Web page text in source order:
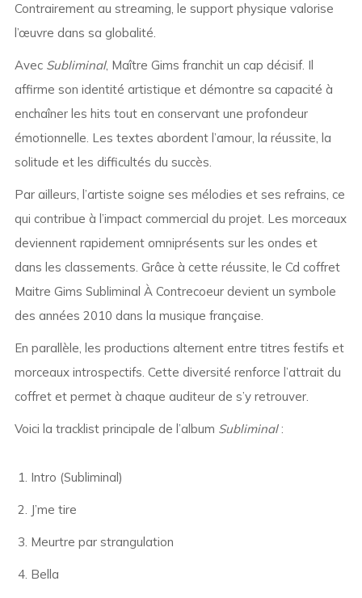
Contrairement au streaming, le support physique valorise
l’œuvre dans sa globalité.
Avec Subliminal, Maître Gims franchit un cap décisif. Il
affirme son identité artistique et démontre sa capacité à
enchaîner les hits tout en conservant une profondeur
émotionnelle. Les textes abordent l’amour, la réussite, la
solitude et les difficultés du succès.
Par ailleurs, l’artiste soigne ses mélodies et ses refrains, ce
qui contribue à l’impact commercial du projet. Les morceaux
deviennent rapidement omniprésents sur les ondes et
dans les classements. Grâce à cette réussite, le Cd coffret
Maitre Gims Subliminal À Contrecoeur devient un symbole
des années 2010 dans la musique française.
En parallèle, les productions alternent entre titres festifs et
morceaux introspectifs. Cette diversité renforce l’attrait du
coffret et permet à chaque auditeur de s’y retrouver.
Voici la tracklist principale de l’album Subliminal:
Intro (Subliminal)
J’me tire
Meurtre par strangulation
Bella